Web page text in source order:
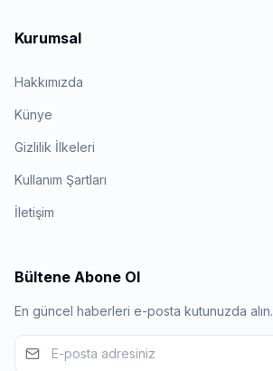
Kurumsal
Hakkımızda
Künye
Gizlilik İlkeleri
Kullanım Şartları
İletişim
Bültene Abone Ol
En güncel haberleri e-posta kutunuzda alın.